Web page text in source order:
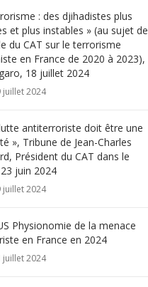
: des djihadistes plus
et plus instables » (au sujet de
du CAT sur le terrorisme
en France de 2020 à 2023),
18 juillet 2024
juillet 2024
antiterroriste doit être une
», Tribune de Jean-Charles
Président du CAT dans le
juin 2024
juillet 2024
Physionomie de la menace
en France en 2024
juillet 2024